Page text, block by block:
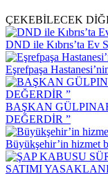
ÇEKEBİLECEK
DND ile Kıbrıs’ta Ev
Eşrefpaşa
BAŞKAN
DEĞERDİR ”
Büyükşehir’in hizmet